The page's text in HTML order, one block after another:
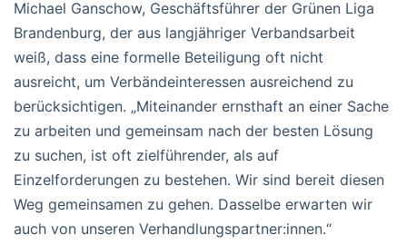
Michael Ganschow, Geschäftsführer der Grünen Liga
Brandenburg, der aus langjähriger Verbandsarbeit
weiß, dass eine formelle Beteiligung oft nicht
ausreicht, um Verbändeinteressen ausreichend zu
berücksichtigen. „Miteinander ernsthaft an einer Sache
zu arbeiten und gemeinsam nach der besten Lösung
zu suchen, ist oft zielführender, als auf
Einzelforderungen zu bestehen. Wir sind bereit diesen
Weg gemeinsamen zu gehen. Dasselbe erwarten wir
auch von unseren Verhandlungspartner:innen.“